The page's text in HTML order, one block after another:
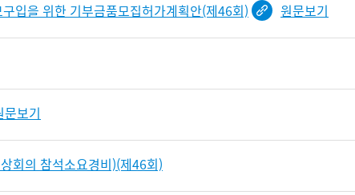
입을 위한 기부금품모집허가계획안(제46회) 원문보기
문보기
회의 참석소요경비)(제46회)